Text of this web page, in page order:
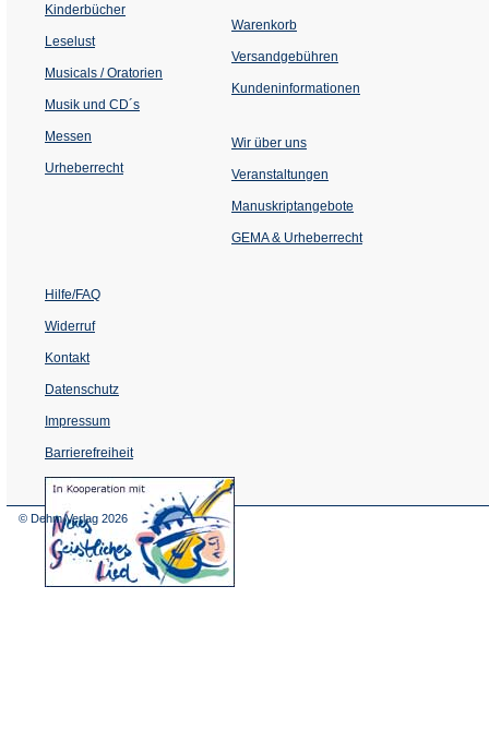
Kinderbücher
Leselust
Musicals / Oratorien
Musik und CD´s
Messen
Urheberrecht
Warenkorb
Versandgebühren
Kundeninformationen
Wir über uns
Veranstaltungen
einem
Tab)
Manuskriptangebote
GEMA & Urheberrecht
Hilfe/FAQ
Widerruf
Kontakt
Datenschutz
Impressum
Barrierefreiheit
(Öffnet
in
© Dehm Verlag 2026